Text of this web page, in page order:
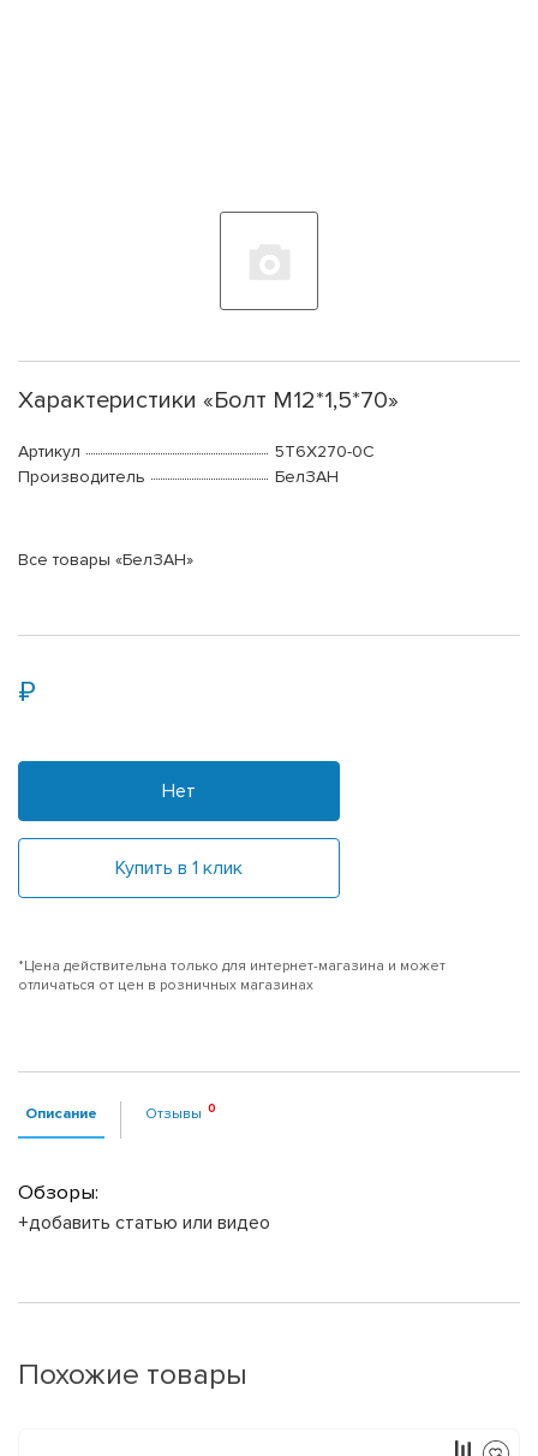
Характеристики «Болт М12*1,5*70»
Артикул
5Т6Х270-0С
Производитель
БелЗАН
Все товары «БелЗАН»
Нет
Купить в 1 клик
*Цена действительна только для интернет-магазина и может
отличаться от цен в розничных магазинах
Описание Отзывы
Обзоры:
+добавить статью или видео
Похожие товары